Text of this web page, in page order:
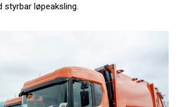
styrbar løpeaksling.